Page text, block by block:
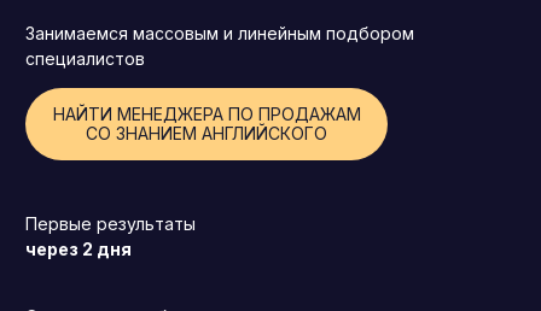
Франшиза
Занимаемся массовым и линейным подбором
специалистов
НАЙТИ МЕНЕДЖЕРА ПО ПРОДАЖАМ
СО ЗНАНИЕМ АНГЛИЙСКОГО
Первые результаты
через 2 дня